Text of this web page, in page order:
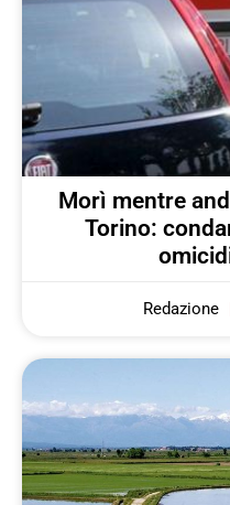
Morì mentre
Torino:
Redazione